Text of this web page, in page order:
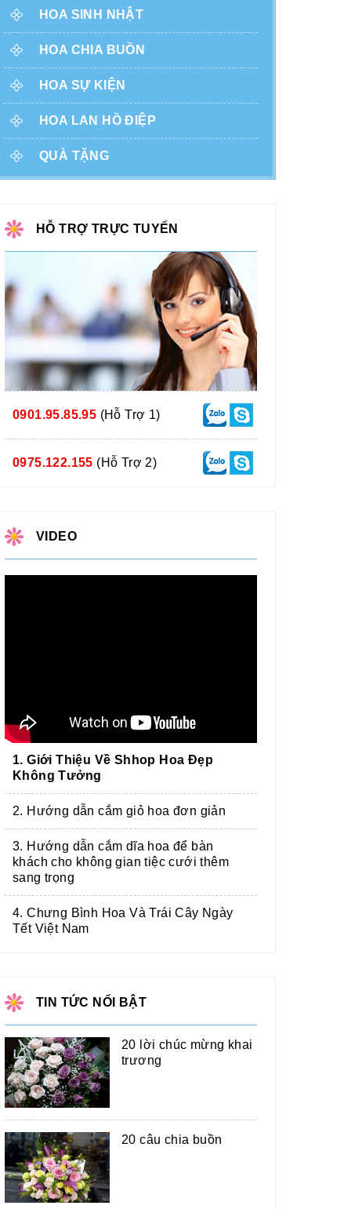
HOA SINH NHẬT
HOA CHIA BUỒN
HOA SỰ KIỆN
HOA LAN HỒ ĐIỆP
QUÀ TẶNG
HỖ TRỢ TRỰC TUYẾN
0901.95.85.95 (Hỗ Trợ 1)
0975.122.155 (Hỗ Trợ 2)
VIDEO
1. Giới Thiệu Về Shhop Hoa Đẹp
Không Tưởng
2. Hướng dẫn cắm giỏ hoa đơn giản
3. Hướng dẫn cắm dĩa hoa để bàn
khách cho không gian tiệc cưới thêm
sang trọng
4. Chưng Bình Hoa Và Trái Cây Ngày
Tết Việt Nam
TIN TỨC NỔI BẬT
20 lời chúc mừng khai
trương
20 câu chia buồn